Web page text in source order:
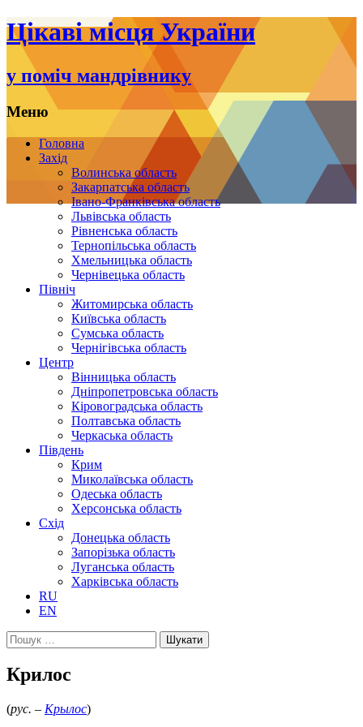
Цікаві місця України
у поміч мандрівнику
Меню
Переміститись
Головна
Захід
Волинська область
Закарпатська область
Івано-Франківська область
Львівська область
Рівненська область
Тернопільська область
Хмельницька область
Чернівецька область
Північ
Житомирська область
Київська область
Сумська область
Чернігівська область
Центр
Вінницька область
Дніпропетровська область
Кіровоградська область
Полтавська область
Черкаська область
Південь
Крим
Миколаївська область
Одеська область
Херсонська область
Схід
Донецька область
Запорізька область
Луганська область
Харківська область
RU
EN
Пошук:
Крилос
(рус. – Крылос)